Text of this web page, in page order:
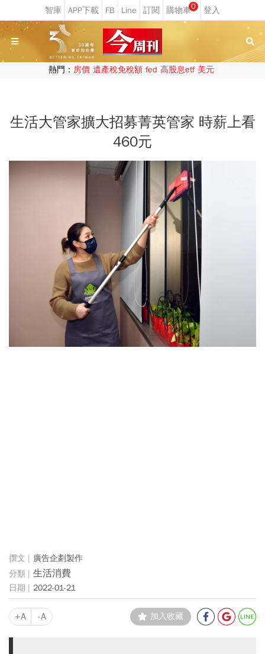
0
熱門： 房價 遺產稅免稅額 fed 高股息etf 美元
生活大管家擴大招募菁英管家 時薪上看
460元
廣告企劃製作
生活消費
2022-01-21
+A -A 加入收藏